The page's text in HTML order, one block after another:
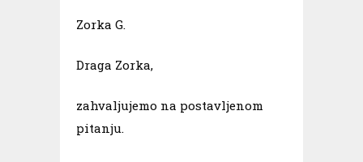
Zorka G.
Draga Zorka,
zahvaljujemo na postavljenom
pitanju.